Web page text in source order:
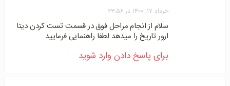
خرداد ۱۷, ۱۴۰۰ در ۲۳:۵۶
سلام از انجام مراحل فوق در قسمت تست کردن دیتا
ارور تاریخ را میدهد لطفا راهنمایی فرمایید
برای پاسخ دادن وارد شوید